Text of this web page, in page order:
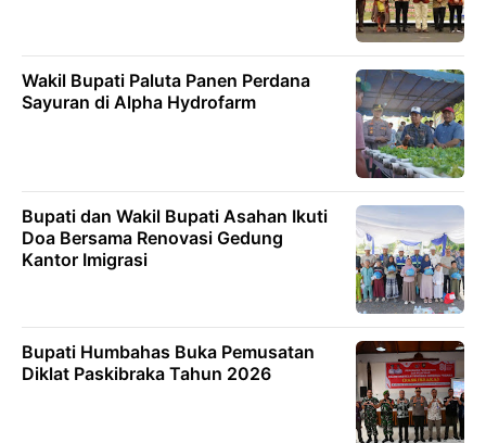
Wakil Bupati Paluta Panen Perdana
Sayuran di Alpha Hydrofarm
Bupati dan Wakil Bupati Asahan Ikuti
Doa Bersama Renovasi Gedung
Kantor Imigrasi
Bupati Humbahas Buka Pemusatan
Diklat Paskibraka Tahun 2026